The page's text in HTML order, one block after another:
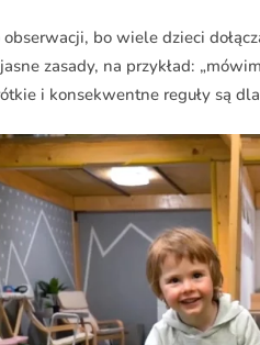
bo wiele dzieci
zasady, na przykład:
i konsekwentne reguły są